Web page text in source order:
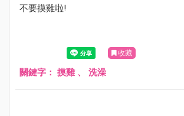
不要摸雞啦!
收藏
關鍵字： 摸雞、 洗澡